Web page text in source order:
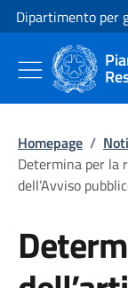
Vai al contenuto
Vai alla navigazione
Dipartimento per
Homepage /
Determina per la
dell’Avviso